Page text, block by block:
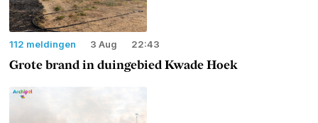
112 meldingen 3 Aug 22:43
Grote brand in duingebied Kwade Hoek